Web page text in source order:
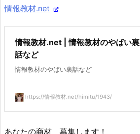
情報教材.net
情報教材.net | 情報教材のやばい裏
話など
情報教材のやばい裏話など
https://情報教材.net/himitu/1943/
あなたの商材 募集します！